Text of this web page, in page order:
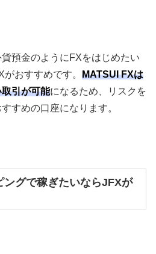
預金のようにFXをはじめたい
がおすすめです。 MATSUI FXは
引が可能になるため、リスクを
すめの口座になります。
ングで稼ぎたいならJFXが